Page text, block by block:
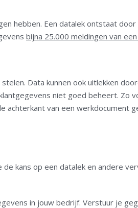
hebben. Een datalek ontstaat door
bijna 25.000 meldingen van
Data kunnen ook uitlekken
niet goed beheert. Zo
achterkant van een werkdocument
kans op een datalek en andere
in jouw bedrijf. Verstuur je